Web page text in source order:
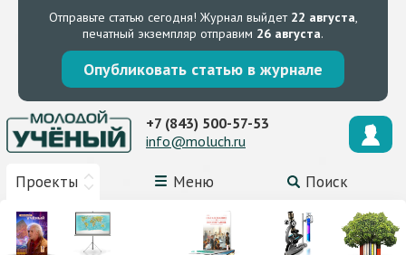
Отправьте статью сегодня! Журнал выйдет 22 августа,
печатный экземпляр отправим 26 августа.
Опубликовать статью в журнале
Проекты Меню Поиск
+7 (843) 500-57-53
info@moluch.ru